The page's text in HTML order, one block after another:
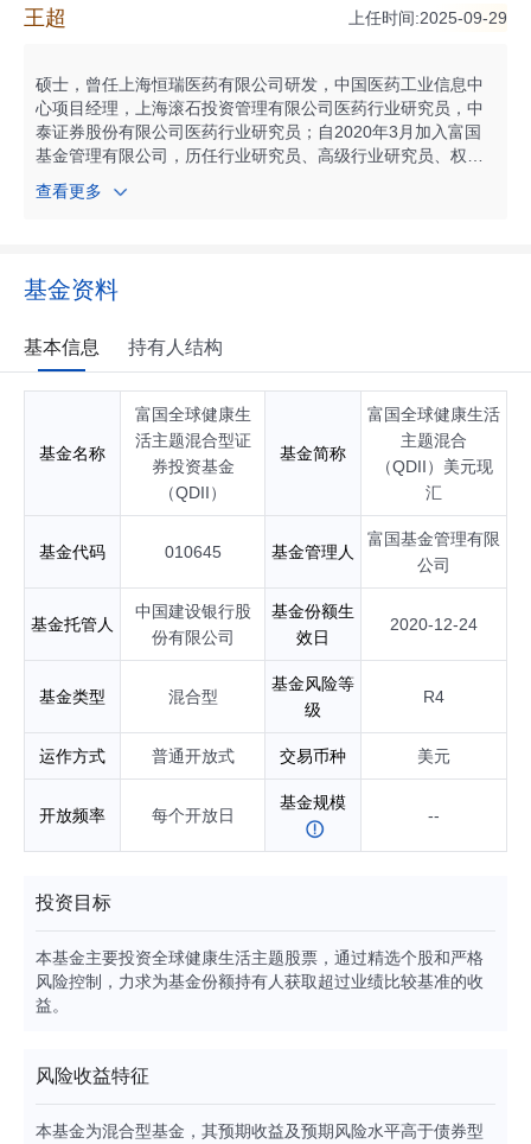
024年12月起任富国沪港深价值精选灵活配置混合型证券投资
基金基金经理；自2026年04月起任富国港股通成长精选混合型
王超 上任时间:2025-09-29
硕士，曾任上海恒瑞医药有限公司研发，中国医药工业信息中
心项目经理，上海滚石投资管理有限公司医药行业研究员，中
泰证券股份有限公司医药行业研究员；自2020年3月加入富国
基金管理有限公司，历任行业研究员、高级行业研究员、权益
基金经理；现任富国基金权益投资部权益基金经理。自2025年
01月起任富国医药创新股票型证券投资基金基金经理；自2025
查看更多
基金资料
基本信息 持有人结构
基金名称
富国全球健康生
活主题混合型证
券投资基金
（QDII）
基金简称
富国全球健康生活
主题混合
（QDII）美元现
汇
基金代码 010645 基金管理人
富国基金管理有限
公司
基金托管人
中国建设银行股
份有限公司
基金份额生
效日
2020-12-24
基金类型 混合型
基金风险等
级
R4
运作方式 普通开放式 交易币种 美元
开放频率 每个开放日
基金规模
--
投资目标
本基金主要投资全球健康生活主题股票，通过精选个股和严格
风险控制，力求为基金份额持有人获取超过业绩比较基准的收
益。
风险收益特征
本基金为混合型基金，其预期收益及预期风险水平高于债券型